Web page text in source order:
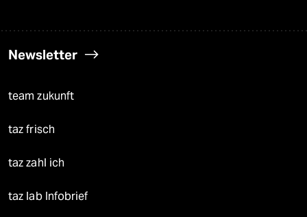
Newsletter
team zukunft
taz frisch
taz zahl ich
taz lab Infobrief